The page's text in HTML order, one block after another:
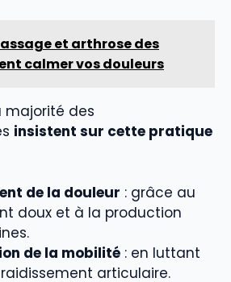
et arthrose des
calmer vos douleurs
majorité des
insistent sur cette pratique
de la douleur : grâce au
doux et à la production
de la mobilité : en luttant
articulaire.